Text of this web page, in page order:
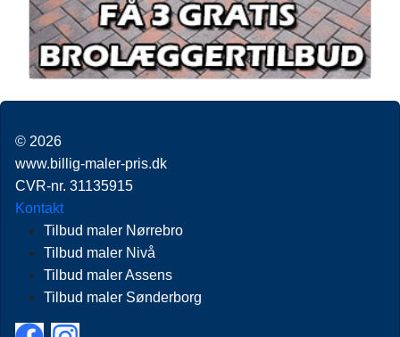
© 2026
www.billig-maler-pris.dk
CVR-nr. 31135915
Kontakt
Tilbud maler Nørrebro
Tilbud maler Nivå
Tilbud maler Assens
Tilbud maler Sønderborg